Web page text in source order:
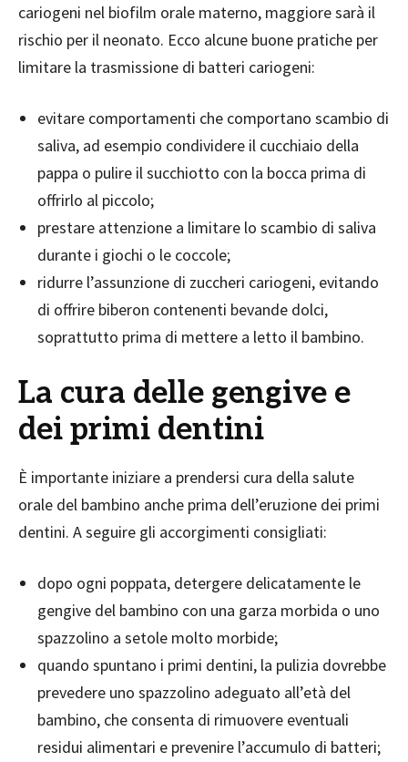
cariogeni nel biofilm orale materno, maggiore sarà il
rischio per il neonato. Ecco alcune buone pratiche per
limitare la trasmissione di batteri cariogeni:
evitare comportamenti che comportano scambio di
saliva, ad esempio condividere il cucchiaio della
pappa o pulire il succhiotto con la bocca prima di
offrirlo al piccolo;
prestare attenzione a limitare lo scambio di saliva
durante i giochi o le coccole;
ridurre l’assunzione di zuccheri cariogeni, evitando
di offrire biberon contenenti bevande dolci,
soprattutto prima di mettere a letto il bambino.
La cura delle gengive e
dei primi dentini
È importante iniziare a prendersi cura della salute
orale del bambino anche prima dell’eruzione dei primi
dentini. A seguire gli accorgimenti consigliati:
dopo ogni poppata, detergere delicatamente le
gengive del bambino con una garza morbida o uno
spazzolino a setole molto morbide;
quando spuntano i primi dentini, la pulizia dovrebbe
prevedere uno spazzolino adeguato all’età del
bambino, che consenta di rimuovere eventuali
residui alimentari e prevenire l’accumulo di batteri;